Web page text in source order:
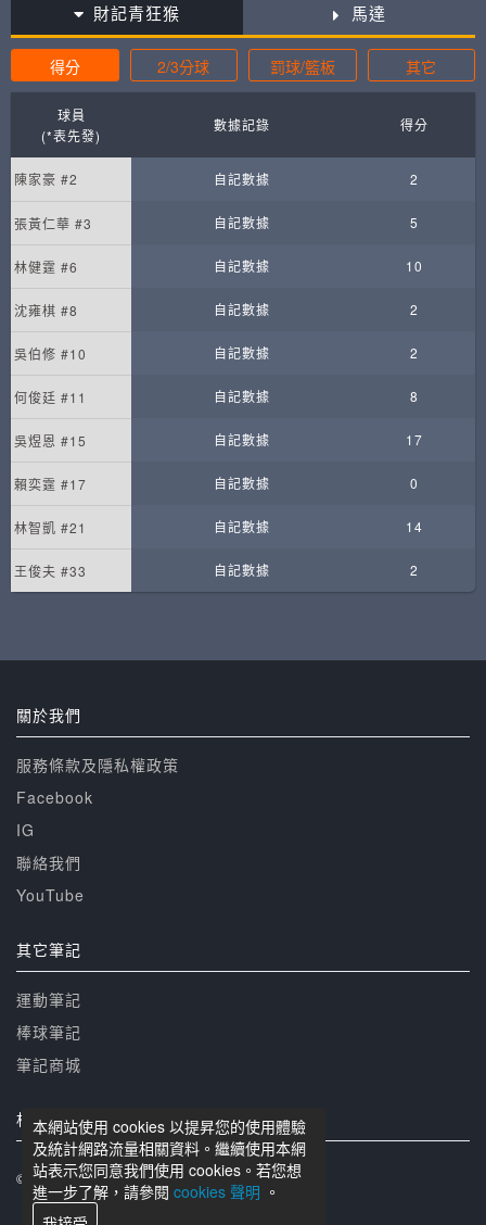
財記青狂猴 馬達
得分 2/3分球 罰球/籃板 其它
球員
(*表先發)
數據記錄 得分
陳家豪 #2 自記數據 2
張黃仁華 #3 自記數據 5
林健霆 #6 自記數據 10
沈雍棋 #8 自記數據 2
吳伯修 #10 自記數據 2
何俊廷 #11 自記數據 8
吳煜恩 #15 自記數據 17
賴奕霆 #17 自記數據 0
林智凱 #21 自記數據 14
王俊夫 #33 自記數據 2
本網站使用 cookies 以提昇您的使用體驗
及統計網路流量相關資料。繼續使用本網
站表示您同意我們使用 cookies。若您想
進一步了解，請參閱 cookies 聲明 。
關於我們
服務條款及隱私權政策
Facebook
IG
聯絡我們
YouTube
其它筆記
運動筆記
棒球筆記
筆記商城
相關網站
© 籃球筆記 版權所有